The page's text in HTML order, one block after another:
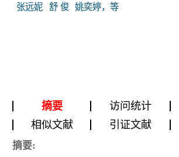
张远妮
舒 俊 姚奕婷，等
摘要 访问统计
相似文献
引证文献
摘要: